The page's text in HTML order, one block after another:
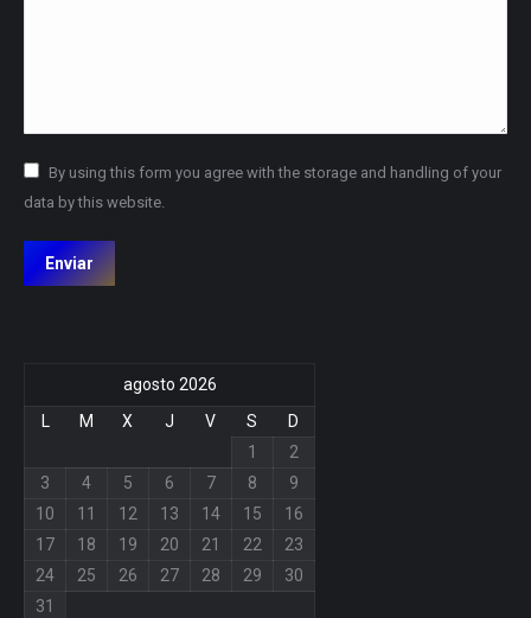
By using this form you agree with the storage and handling of your
data by this website.
Enviar
agosto 2026
L
M X J V S
D
1
2
3
4 5 6 7 8
9
10
11 12 13 14 15
16
17
18 19 20 21 22
23
24
25 26 27 28 29
30
31